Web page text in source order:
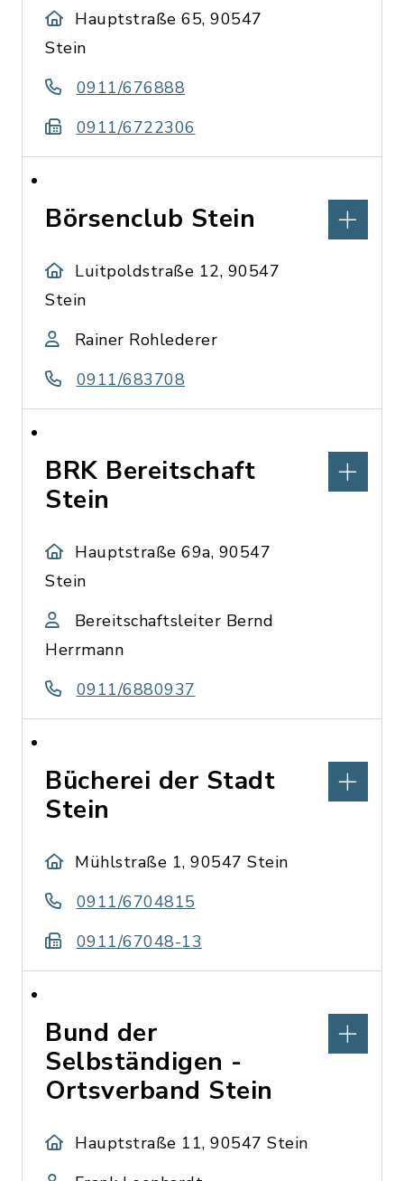
Hauptstraße 65, 90547
Stein
0911/676888
0911/6722306
Börsenclub Stein
Luitpoldstraße 12, 90547
Stein
Rainer Rohlederer
0911/683708
BRK Bereitschaft
Stein
Hauptstraße 69a, 90547
Stein
Bereitschaftsleiter Bernd
Herrmann
0911/6880937
Bücherei der Stadt
Stein
Mühlstraße 1, 90547 Stein
0911/6704815
0911/67048-13
Bund der
Selbständigen -
Ortsverband Stein
Hauptstraße 11, 90547 Stein